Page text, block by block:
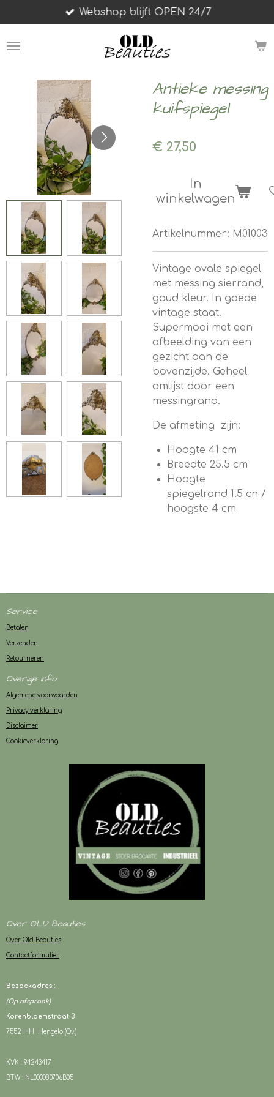
direct
naar
Webshop blijft OPEN 24/7
Antieke messing
kuifspiegel
€ 27,50
In
winkelwagen
Artikelnummer: M01003
Vintage ovale spiegel
met messing sierrand,
goud kleur. In goede
vintage staat.
Supermooi met een
afbeelding van een
gezicht aan de
bovenzijde. Geheel
omlijst door een
messingrand.
De afmeting zijn:
Hoogte 41 cm
Breedte 25.5 cm
Hoogte
spiegelrand 1.5 cn /
hoogste 4 cm
Service
Betalen
Verzenden
Retourneren
Overige info
Algemene voorwaarden
Privacy verklaring
Disclaimer
Cookieverklaring
Over OLD Beauties
Over Old Beauties
Contactformulier
Bezoekadres :
(Op afspraak)
Korenbloemstraat 3
7552 HH Hengelo (Ov.)
KVK : 94243417
BTW : NL003080706B05